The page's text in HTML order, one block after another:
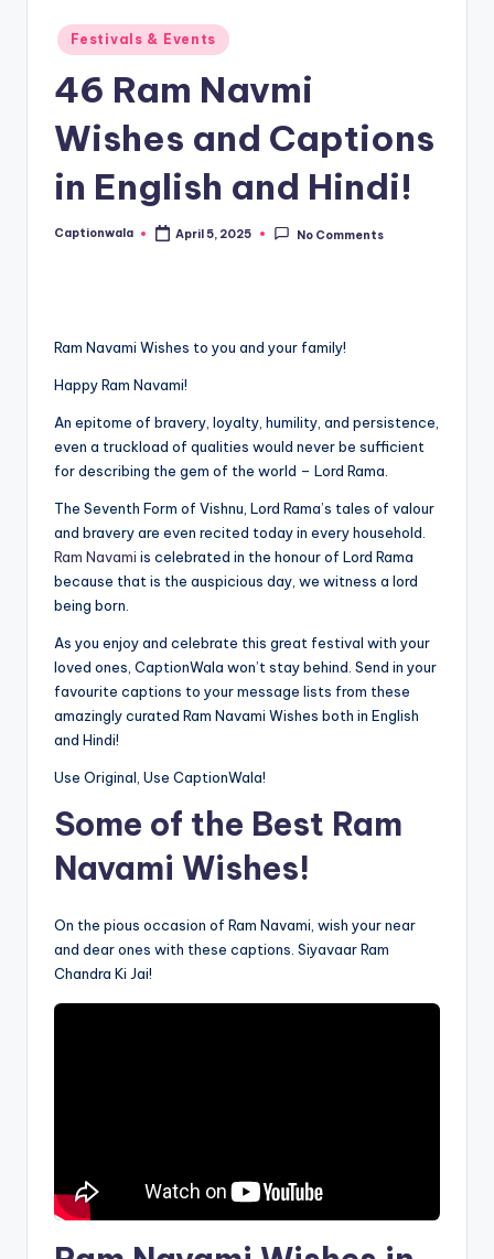
Posted
in
Festivals & Events
46 Ram Navmi
Wishes and Captions
in English and Hindi!
Posted
Captionwala April 5, 2025 No Comments
Ram Navami Wishes to you and your family!
Happy Ram Navami!
An epitome of bravery, loyalty, humility, and persistence,
even a truckload of qualities would never be sufficient
for describing the gem of the world – Lord Rama.
The Seventh Form of Vishnu, Lord Rama’s tales of valour
and bravery are even recited today in every household.
Ram Navami is celebrated in the honour of Lord Rama
because that is the auspicious day, we witness a lord
being born.
As you enjoy and celebrate this great festival with your
loved ones, CaptionWala won’t stay behind. Send in your
favourite captions to your message lists from these
amazingly curated Ram Navami Wishes both in English
and Hindi!
Use Original, Use CaptionWala!
Some of the Best Ram
Navami Wishes!
On the pious occasion of Ram Navami, wish your near
and dear ones with these captions. Siyavaar Ram
Chandra Ki Jai!